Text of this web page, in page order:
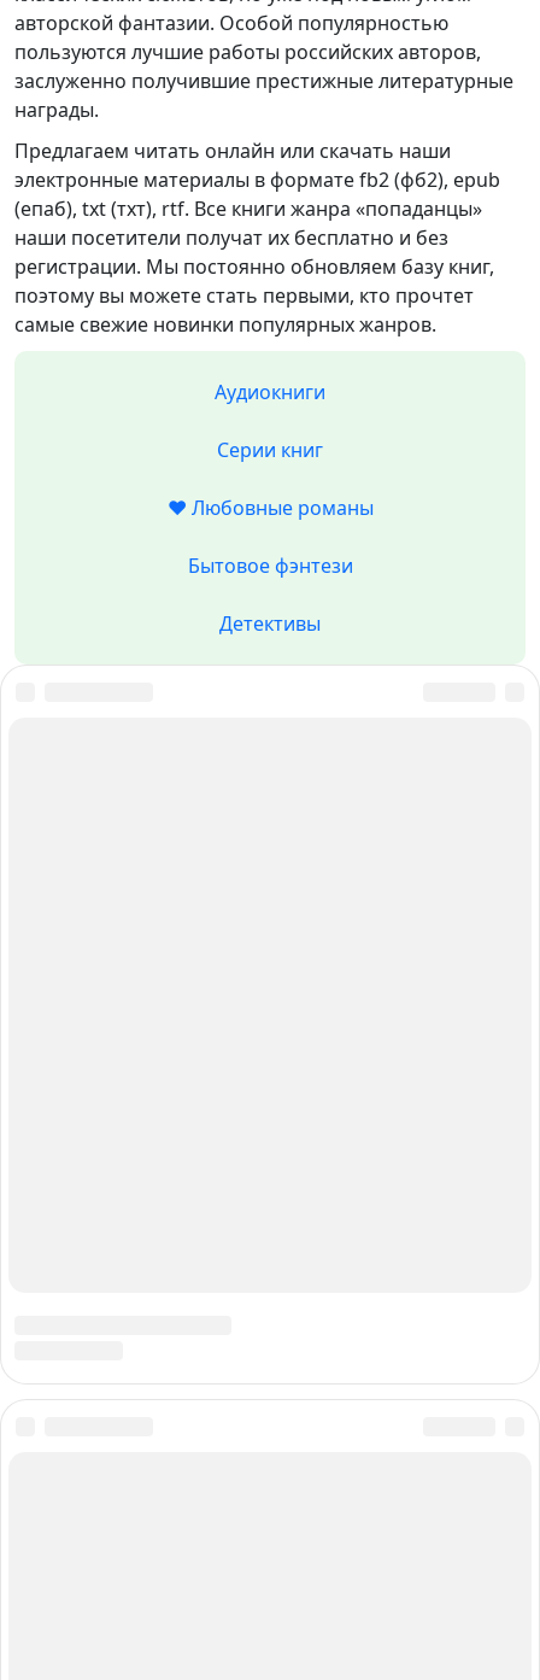
авторской фантазии. Особой популярностью
пользуются лучшие работы российских авторов,
заслуженно получившие престижные литературные
награды.
Предлагаем читать онлайн или скачать наши
электронные материалы в формате fb2 (фб2), epub
(епаб), txt (тхт), rtf. Все книги жанра «попаданцы»
наши посетители получат их бесплатно и без
регистрации. Мы постоянно обновляем базу книг,
поэтому вы можете стать первыми, кто прочтет
самые свежие новинки популярных жанров.
Аудиокниги
Серии книг
❤️ Любовные романы
Бытовое фэнтези
Детективы